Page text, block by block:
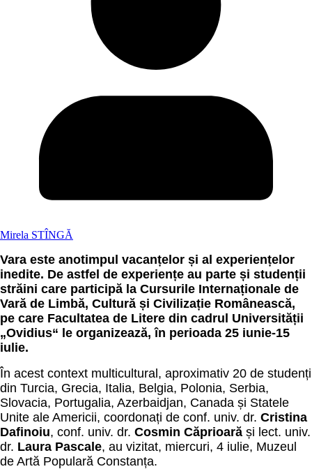
Mirela STÎNGĂ
Vara este anotimpul vacanțelor și al experiențelor
inedite. De astfel de experiențe au parte și studenții
străini care participă la Cursurile Internaționale de
Vară de Limbă, Cultură și Civilizație Românească,
pe care Facultatea de Litere din cadrul Universității
„Ovidius“ le organizează, în perioada 25 iunie-15
iulie.
În acest context multicultural, aproximativ 20 de studenți
din Turcia, Grecia, Italia, Belgia, Polonia, Serbia,
Slovacia, Portugalia, Azerbaidjan, Canada și Statele
Unite ale Americii, coordonați de conf. univ. dr. Cristina
Dafinoiu, conf. univ. dr. Cosmin Căprioară și lect. univ.
dr. Laura Pascale, au vizitat, miercuri, 4 iulie, Muzeul
de Artă Populară Constanța.